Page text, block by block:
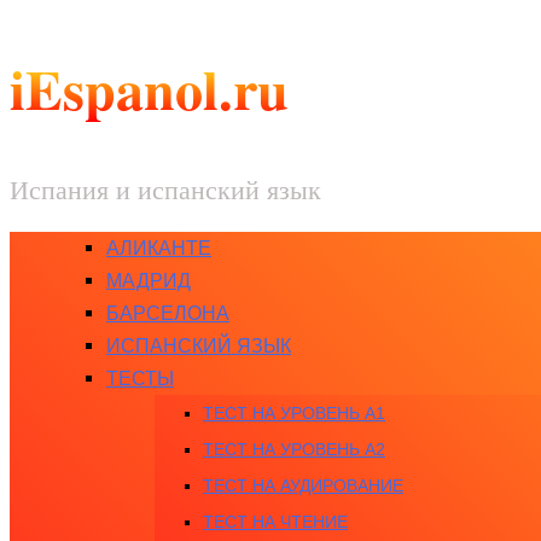
iEspanol.ru
Испания и испанский язык
АЛИКАНТЕ
МАДРИД
БАРСЕЛОНА
ИСПАНСКИЙ ЯЗЫК
ТЕСТЫ
ТЕСТ НА УРОВЕНЬ A1
ТЕСТ НА УРОВЕНЬ A2
ТЕСТ НА АУДИРОВАНИЕ
ТЕСТ НА ЧТЕНИЕ